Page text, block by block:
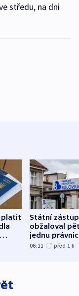
středu, na dni
platit
Státní
obžaloval
jednu
osobu v
06:11 před 1 h